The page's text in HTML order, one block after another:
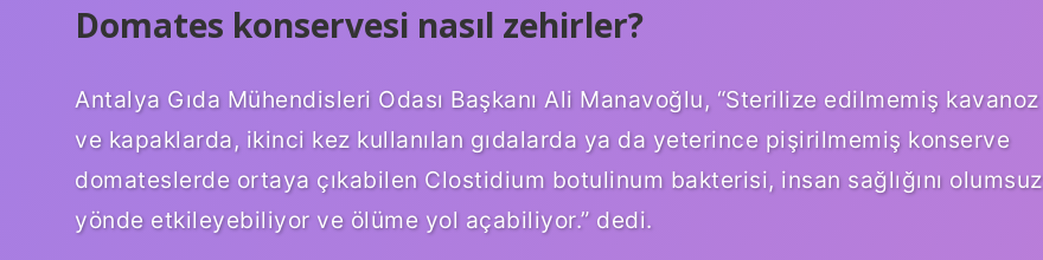
Domates konservesi nasıl zehirler?
Antalya Gıda Mühendisleri Odası Başkanı Ali Manavoğlu, “Sterilize edilmemiş kavanoz
ve kapaklarda, ikinci kez kullanılan gıdalarda ya da yeterince pişirilmemiş konserve
domateslerde ortaya çıkabilen Clostidium botulinum bakterisi, insan sağlığını olumsuz
yönde etkileyebiliyor ve ölüme yol açabiliyor.” dedi.